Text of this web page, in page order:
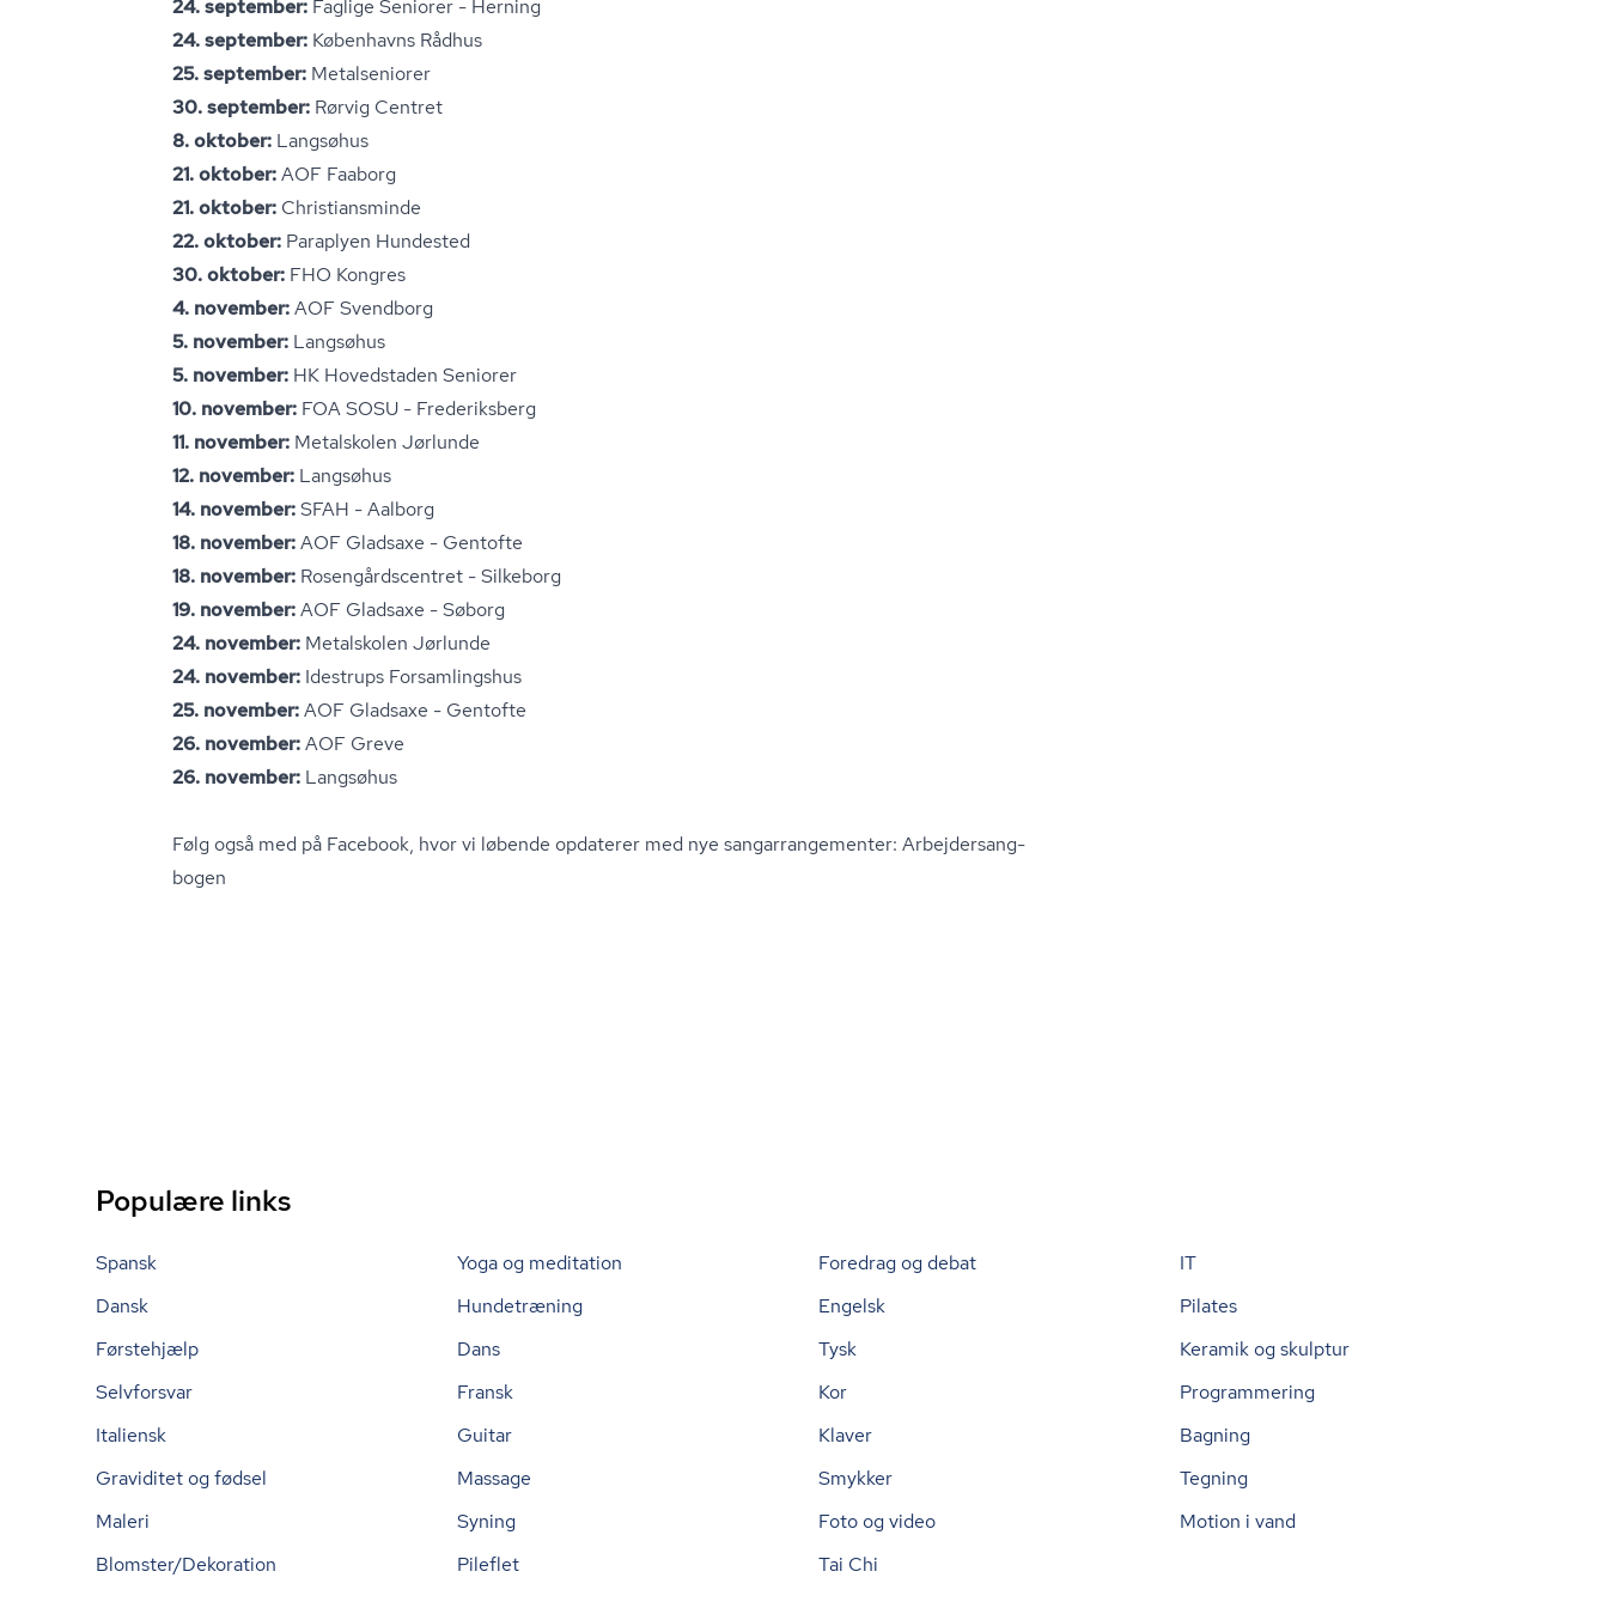
24. september: Faglige Seniorer - Herning
24. september: Københavns Rådhus
25. september: Metalseniorer
30. september: Rørvig Centret
8. oktober: Langsøhus
21. oktober:AOF Faaborg
21. oktober: Chri­sti­ans­min­de
22. oktober: Paraplyen Hundested
30. oktober: FHO Kongres
4. november:AOF Svendborg
5. november: Langsøhus
5. november: HK Hovedstaden Seniorer
10. november: FOA SOSU - Frederiksberg
11. november: Metalskolen Jørlunde
12. november: Langsøhus
14. november:SFAH - Aalborg
18. november:AOF Gladsaxe - Gentofte
18. november: Ro­sen­gårds­cen­tret - Silkeborg
19. november:AOF Gladsaxe - Søborg
24. november: Metalskolen Jørlunde
24. november: Idestrups Forsamlingshus
25. november:AOF Gladsaxe - Gentofte
26. november:AOF Greve
26. november: Langsøhus
Følg også med på Facebook, hvor vi løbende opdaterer med nye san­gar­ran­ge­men­ter: Ar­bej­der­sang­
bo­gen
Populære links
Spansk Yoga og meditation Foredrag og debat
IT
Dansk
Hundetræning Engelsk
Pilates
Førstehjælp
Dans Tysk
Keramik og skulptur
Selvforsvar
Fransk Kor
Programmering
Italiensk
Guitar Klaver
Bagning
Graviditet og fødsel
Massage Smykker
Tegning
Maleri
Syning Foto og video
Motion i vand
Blomster/Dekoration
Pileflet Tai Chi